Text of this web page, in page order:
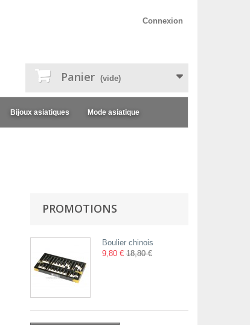
Connexion
Panier (vide)
Bijoux asiatiques Mode asiatique
PROMOTIONS
Boulier chinois
9,80 €18,80 €